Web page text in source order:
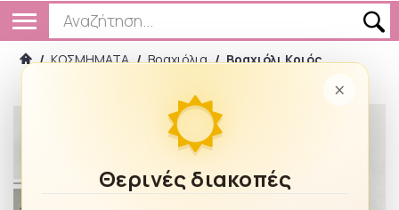
×
Θερινές διακοπές
/ ΚΟΣΜΗΜΑΤΑ / Βραχιόλια / Βραχιόλι Κριός